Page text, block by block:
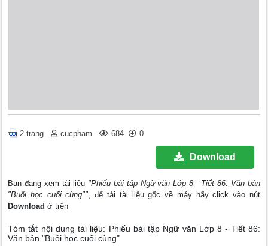
2 trang cucpham 684 0
Download
Bạn đang xem tài liệu "Phiếu bài tập Ngữ văn Lớp 8 - Tiết 86: Văn bản
"Buổi học cuối cùng"", để tải tài liệu gốc về máy hãy click vào nút
Download ở trên
Tóm tắt nội dung tài liệu: Phiếu bài tập Ngữ văn Lớp 8 - Tiết 86:
Văn bản "Buổi học cuối cùng"